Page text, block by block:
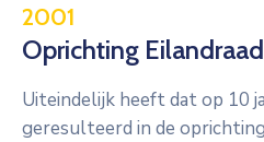
2001
Oprichting Eilandraad
Uiteindelijk heeft dat op 10
geresulteerd in de